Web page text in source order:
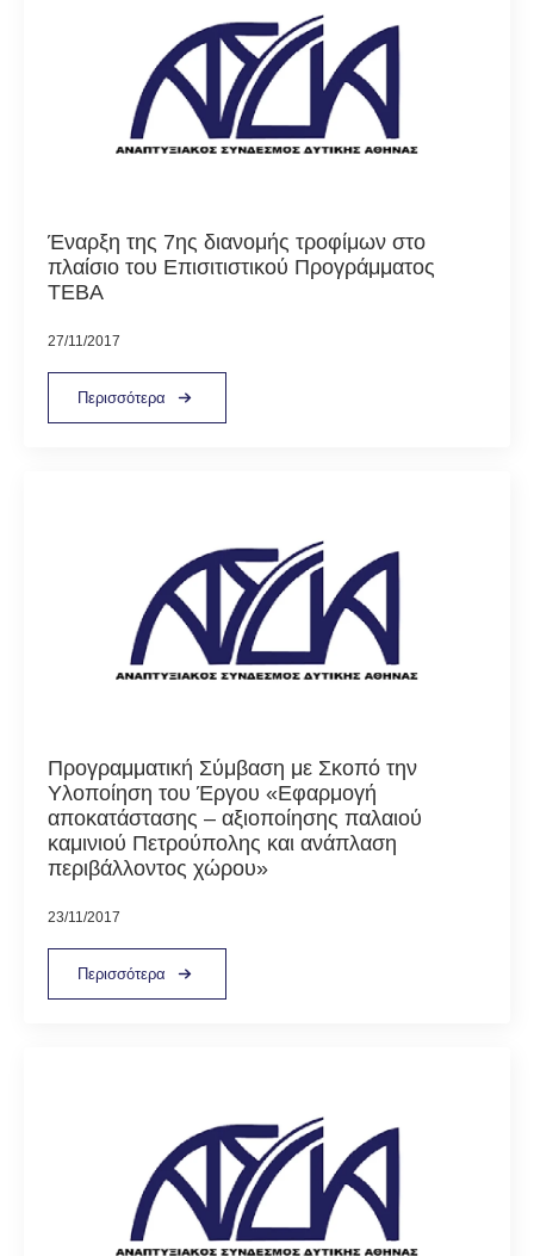
Έναρξη της 7ης διανομής τροφίμων στο
πλαίσιο του Επισιτιστικού Προγράμματος
ΤΕΒΑ
27/11/2017
Περισσότερα
Προγραμματική Σύμβαση με Σκοπό την
Υλοποίηση του Έργου «Εφαρμογή
αποκατάστασης – αξιοποίησης παλαιού
καμινιού Πετρούπολης και ανάπλαση
περιβάλλοντος χώρου»
23/11/2017
Περισσότερα